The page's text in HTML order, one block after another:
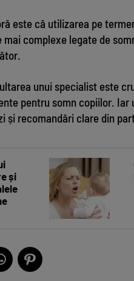
este că utilizarea pe
mai complexe legate de
unui specialist este
pentru somn copiilor.
și recomandări clare din
și